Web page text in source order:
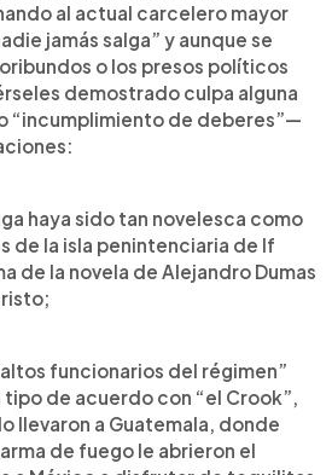
al actual carcelero mayor
jamás salga” y aunque se
o los presos políticos
demostrado culpa alguna
“incumplimiento de deberes”—
haya sido tan novelesca como
de la isla penintenciaria de If
de la novela de Alejandro Dumas
funcionarios del régimen”
tipo de acuerdo con “el Crook”,
llevaron a Guatemala, donde
de fuego le abrieron el